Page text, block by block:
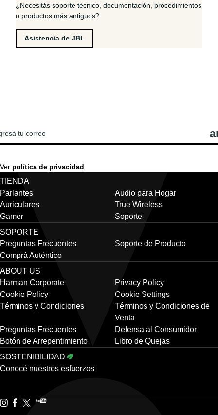
¿Necesitás soporte técnico, documentación, procedimientos
o productos más antiguos?
Asistencia de JBL
Ver política de privacidad
TIENDA
Parlantes
Audio para Hogar
Auriculares
True Wireless
Gamer
Soporte
SOPORTE
Preguntas Frecuentes
Soporte de Producto
Comprá Auténtico
ABOUT US
Harman Corporate
Privacy Policy
Cookie Policy
Cookie Settings
Términos y Condiciones
Términos y Condiciones de
Venta
Preguntas Frecuentes
Defensa al Consumidor
Botón de Arrepentimiento
Libro de Quejas
SOSTENIBILIDAD
Conocé nuestros esfuerzos